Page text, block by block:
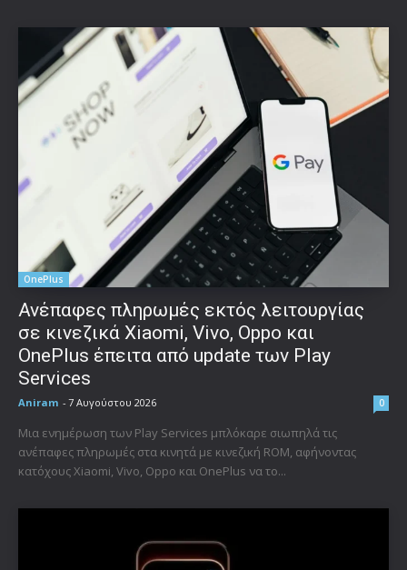
OnePlus
Ανέπαφες πληρωμές εκτός λειτουργίας
σε κινεζικά Xiaomi, Vivo, Oppo και
OnePlus έπειτα από update των Play
Services
Aniram - 7 Αυγούστου 2026 0
Μια ενημέρωση των Play Services μπλόκαρε σιωπηλά τις
ανέπαφες πληρωμές στα κινητά με κινεζική ROM, αφήνοντας
κατόχους Xiaomi, Vivo, Oppo και OnePlus να το...